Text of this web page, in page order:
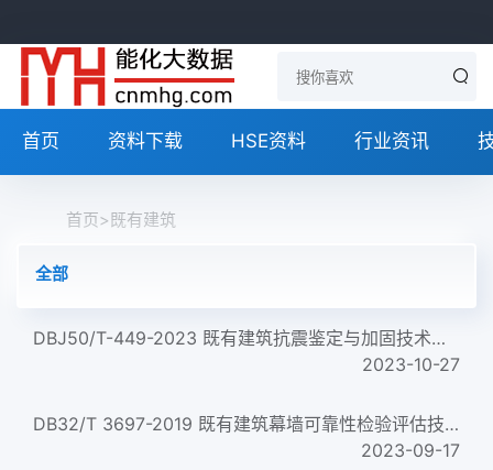
首页 资料下载 HSE资料 行业资讯
首页>既有建筑
全部
DBJ50/T-449-2023 既有建筑抗震鉴定与加固技术标准
2023-10-27
DB32/T 3697-2019 既有建筑幕墙可靠性检验评估技术规程 Technical code for checking and evaluating the reliabili...
2023-09-17